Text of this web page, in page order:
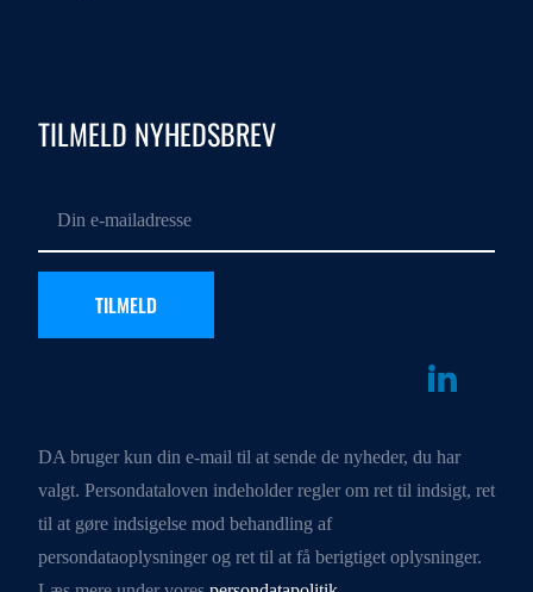
TILMELD NYHEDSBREV
DA bruger kun din e-mail til at sende de nyheder, du har
valgt. Persondataloven indeholder regler om ret til indsigt, ret
til at gøre indsigelse mod behandling af
persondataoplysninger og ret til at få berigtiget oplysninger.